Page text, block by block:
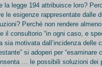
la legge 194 attribuisce loro?
le esigenze rappresentate dalle
Perché non rendere
il consultorio “in ogni caso, e
sia motivata dall’incidenza delle
si adoperi per “esaminare
… le possibili soluzioni dei